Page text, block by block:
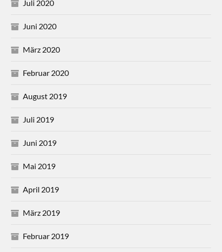
Juli 2020
Juni 2020
März 2020
Februar 2020
August 2019
Juli 2019
Juni 2019
Mai 2019
April 2019
März 2019
Februar 2019